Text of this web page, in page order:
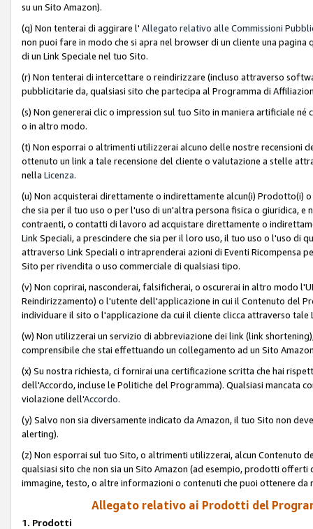
su un Sito Amazon).
(q) Non tenterai di aggirare l' Allegato relativo alle Commissioni
non puoi fare in modo che si apra nel browser di un cliente una
di un Link Speciale nel tuo Sito.
(r) Non tenterai di intercettare o reindirizzare (incluso attraverso
pubblicitarie da, qualsiasi sito che partecipa al Programma di
(s) Non genererai clic o impression sul tuo Sito in maniera artificiale
o in altro modo.
(t) Non esporrai o altrimenti utilizzerai alcuno delle nostre recensioni
ottenuto un link a tale recensione del cliente o valutazione a stelle
nella Licenza.
(u) Non acquisterai direttamente o indirettamente alcun(i) Prodotto(i)
che sia per il tuo uso o per l'uso di un'altra persona fisica o giuridica,
contraenti, o contatti di lavoro ad acquistare direttamente o
Link Speciali, a prescindere che sia per il loro uso, il tuo uso o l'uso di
attraverso Link Speciali o intraprenderai azioni di Eventi
Sito per rivendita o uso commerciale di qualsiasi tipo.
(v) Non coprirai, nasconderai, falsificherai, o oscurerai in altro modo
Reindirizzamento) o l'utente dell'applicazione in cui il Contenuto del
individuare il sito o l'applicazione da cui il cliente clicca attraverso tale
(w) Non utilizzerai un servizio di abbreviazione dei link (link
comprensibile che stai effettuando un collegamento ad un Sito
(x) Su nostra richiesta, ci fornirai una certificazione scritta che hai
dell'Accordo, incluse le Politiche del Programma). Qualsiasi mancata
violazione dell'Accordo.
(y) Salvo non sia diversamente indicato da Amazon, il tuo Sito non
alerting).
(z) Non esporrai sul tuo Sito, o altrimenti utilizzerai, alcun Contenuto
qualsiasi sito che non sia un Sito Amazon (ad esempio, prodotti
immagine, testo, o altre informazioni o contenuti che puoi ottenere da
Allegato relativo ai Prodotti del
1. Prodotti